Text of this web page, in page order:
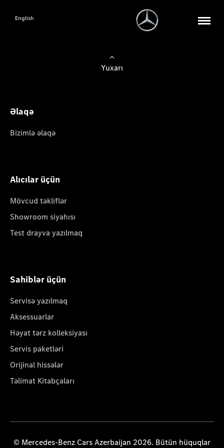
English
Yuxarı
Əlaqə
Bizimlə əlaqə
Alıcılar üçün
Mövcud təkliflər
Showroom siyahısı
Test drayva yazılmaq
Sahiblər üçün
Servisə yazılmaq
Aksessuarlar
Həyat tərz kolleksiyası
Servis paketləri
Orijinal hissələr
Təlimat Kitabçaları
© Mercedes-Benz Cars Azerbaijan 2026. Bütün hüquqlar